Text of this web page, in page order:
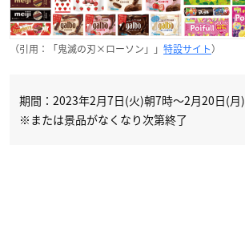
（引用：「鬼滅の刃×ローソン」」 特設サイト）
期間：2023年2月7日(火)朝7時～2月20日(月)
※または景品がなくなり次第終了